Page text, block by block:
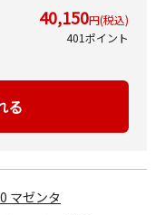
40,150円(税込)
401ポイント
マゼンタ